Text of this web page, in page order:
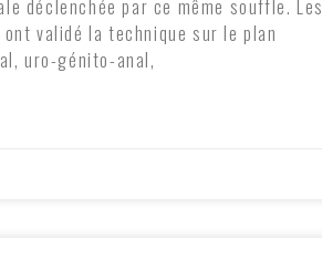
déclenchée par ce même souffle. Les
validé la technique sur le plan
uro-génito-anal,